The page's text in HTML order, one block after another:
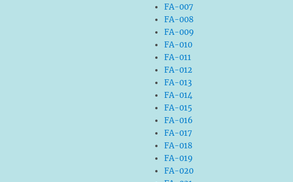
FA-007
FA-008
FA-009
FA-010
FA-011
FA-012
FA-013
FA-014
FA-015
FA-016
FA-017
FA-018
FA-019
FA-020